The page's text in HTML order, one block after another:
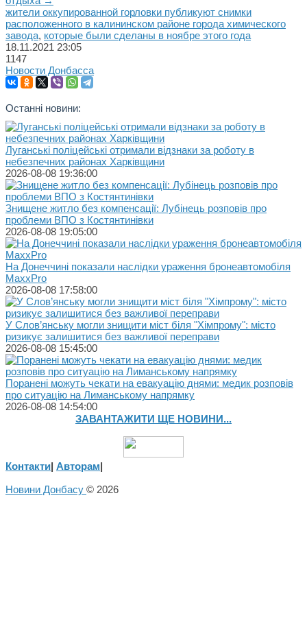
жители оккупированной горловки публикуют снимки
расположенного в калининском районе города химического
завода, которые были сделаны в ноябре этого года
18.11.2021 23:05
1147
Новости Донбасса
Останні новини:
Луганські поліцейські отримали відзнаки за роботу в
небезпечних районах Харківщини
2026-08-08 19:36:00
Знищене житло без компенсації: Лубінець розповів про
проблеми ВПО з Костянтинівки
2026-08-08 19:05:00
На Донеччині показали наслідки ураження бронеавтомобіля
MaxxPro
2026-08-08 17:58:00
У Слов’янську могли знищити міст біля "Хімпрому": місто
ризикує залишитися без важливої переправи
2026-08-08 15:45:00
Поранені можуть чекати на евакуацію днями: медик розповів
про ситуацію на Лиманському напрямку
2026-08-08 14:54:00
ЗАВАНТАЖИТИ ЩЕ НОВИНИ...
Контакти| Авторам|
Новини Донбасу © 2026